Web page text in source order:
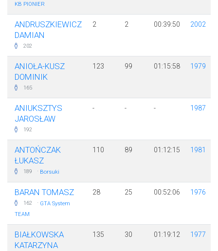
KB PIONIER
ANDRUSZKIEWICZ
DAMIAN
202
2 2 00:39:50 2002
ANIOŁA-KUSZ
DOMINIK
165
123 99 01:15:58 1979
ANIUKSZTYS
JAROSŁAW
192
- - - 1987
ANTOŃCZAK
ŁUKASZ
189 · Borsuki
110 89 01:12:15 1981
BARAN TOMASZ
162 · GTA System
TEAM
28 25 00:52:06 1976
BIAŁKOWSKA
KATARZYNA
135 30 01:19:12 1977